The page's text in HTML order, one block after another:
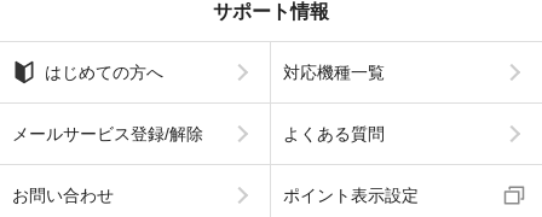
サポート情報
はじめての方へ 対応機種一覧
メールサービス登録/解除 よくある質問
お問い合わせ ポイント表示設定